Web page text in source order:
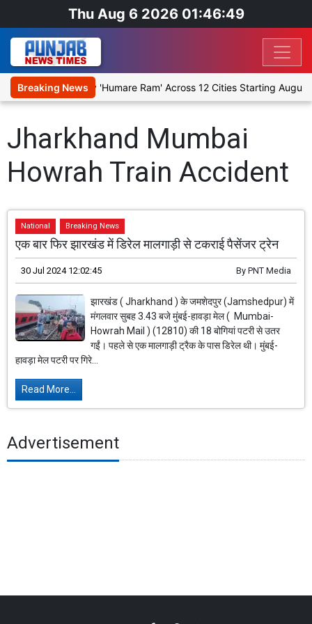
Thu Aug 6 2026 01:46:49
Breaking News
Religious Play 'Humare Ram' Across 12 Cities Starting August
Jharkhand Mumbai
Howrah Train Accident
National Breaking News
एक बार फिर झारखंड में डिरेल मालगाड़ी से टकराई पैसेंजर ट्रेन
30 Jul 2024 12:02:45 By PNT Media
झारखंड ( Jharkhand ) के जमशेदपुर (Jamshedpur) में
मंगलवार सुबह 3.43 बजे मुंबई-हावड़ा मेल ( Mumbai-
Howrah Mail ) (12810) की 18 बोगियां पटरी से उतर
गईं। पहले से एक मालगाड़ी ट्रैक के पास डिरेल थी। मुंबई-
हावड़ा मेल पटरी पर गिरे...
Read More...
Advertisement